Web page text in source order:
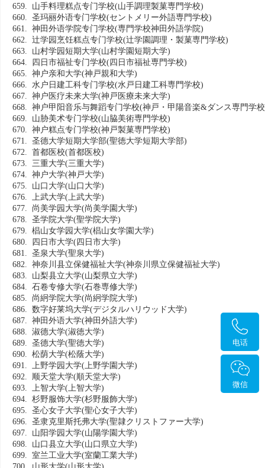
659. 山手料理糕点专门学校(山手調理製菓専門学校)
660. 圣玛丽外语专门学校(セントメリー外語専門学校)
661. 神田外语学院专门学校(専門学校神田外語学院)
662. 辻学园烹饪糕点专门学校(辻学園調理・製菓専門学校)
663. 山村学园短期大学(山村学園短期大学)
664. 四日市福祉专门学校(四日市福祉専門学校)
665. 神户亲和大学(神戸親和大学)
666. 水户日建工科专门学校(水戸日建工科専門学校)
667. 神户医疗未来大学(神戸医療未来大学)
668. 神户甲阳音乐与舞蹈专门学校(神戸・甲陽音楽&ダンス専門学
669. 山胁美术专门学校(山脇美術専門学校)
670. 神户糕点专门学校(神戸製菓専門学校)
671. 圣德大学短期大学部(聖徳大学短期大学部)
672. 首都医校(首都医校)
673. 三重大学(三重大学)
674. 神户大学(神戸大学)
675. 山口大学(山口大学)
676. 上武大学(上武大学)
677. 尚美学园大学(尚美学園大学)
678. 圣学院大学(聖学院大学)
679. 椙山女学园大学(椙山女学園大学)
680. 四日市大学(四日市大学)
681. 圣泉大学(聖泉大学)
682. 神奈川县立保健福祉大学(神奈川県立保健福祉大学)
683. 山梨县立大学(山梨県立大学)
684. 石卷专修大学(石巻専修大学)
685. 尚絅学院大学(尚絅学院大学)
686. 数字好莱坞大学(デジタルハリウッド大学)
687. 神田外语大学(神田外語大学)
688. 淑德大学(淑徳大学)
689. 圣德大学(聖徳大学)
690. 松荫大学(松蔭大学)
691. 上野学园大学(上野学園大学)
692. 顺天堂大学(順天堂大学)
693. 上智大学(上智大学)
694. 杉野服饰大学(杉野服飾大学)
695. 圣心女子大学(聖心女子大学)
696. 圣隶克里斯托弗大学(聖隷クリストファー大学)
697. 山阳学园大学(山陽学園大学)
698. 山口县立大学(山口県立大学)
699. 室兰工业大学(室蘭工業大学)
700. 山形大学(山形大学)
电话
微信